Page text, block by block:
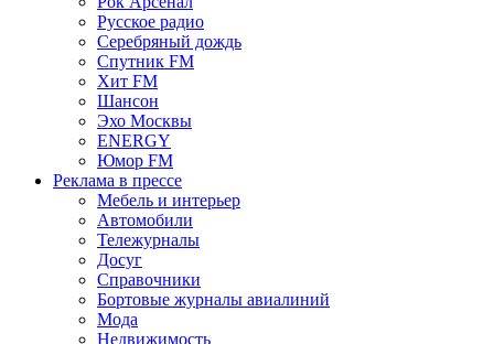
Русское радио
Серебряный дождь
Спутник FM
Хит FM
Шансон
Эхо Москвы
ENERGY
Юмор FM
Реклама в прессе
Мебель и интерьер
Автомобили
Тележурналы
Досуг
Справочники
Бортовые журналы авиалиний
Мода
Недвижимость